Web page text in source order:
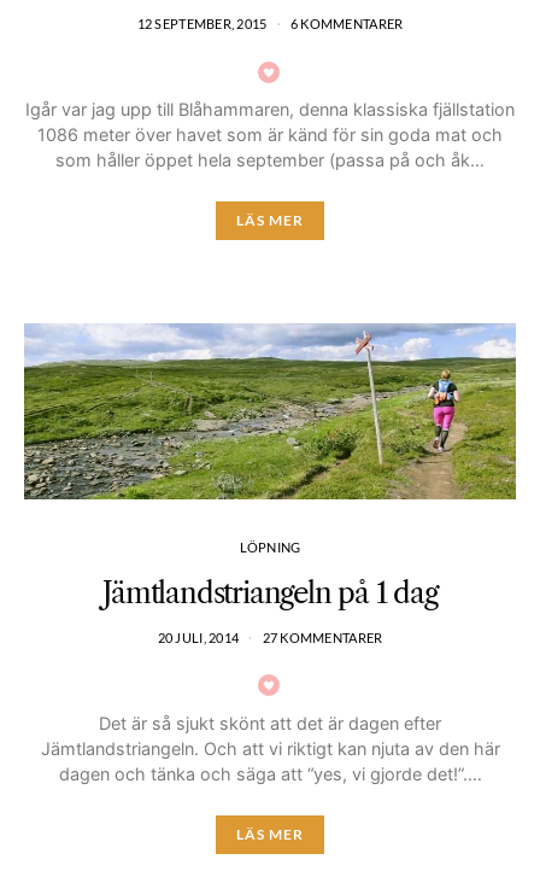
12 SEPTEMBER, 2015 6 KOMMENTARER
Igår var jag upp till Blåhammaren, denna klassiska fjällstation
1086 meter över havet som är känd för sin goda mat och
som håller öppet hela september (passa på och åk…
LÄS MER
LÖPNING
Jämtlandstriangeln på 1 dag
20 JULI, 2014 27 KOMMENTARER
Det är så sjukt skönt att det är dagen efter
Jämtlandstriangeln. Och att vi riktigt kan njuta av den här
dagen och tänka och säga att “yes, vi gjorde det!”.…
LÄS MER